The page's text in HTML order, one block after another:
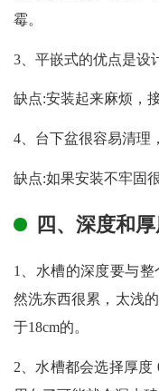
霉。
3、平嵌式的优点是设
缺点:安装起来麻烦，
4、台下盆很容易清理
缺点:如果安装不牢固
四、深度和
1、水槽的深度要与
然洗东西很累，太浅
于18cm的。
2、水槽都会选择厚度